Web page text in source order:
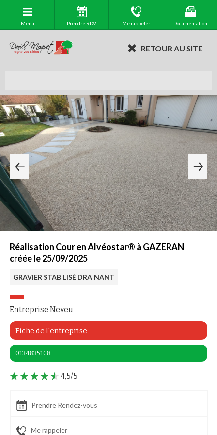
Menu Prendre RDV Me rappeler Documentation
RETOUR AU SITE
Réalisation Cour en Alvéostar® à GAZERAN
créée le 25/09/2025
GRAVIER STABILISÉ DRAINANT
Entreprise Neveu
Fiche de l'entreprise
0134835108
4,5/5
Prendre Rendez-vous
Me rappeler